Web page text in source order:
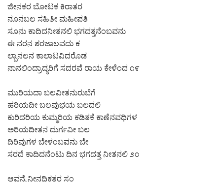
ಜೀನಕರ ಬೋಟಕ ಕಿರಾತರ
ನೂನಬಲ ಸಹಿತೀ ಮಹೀಪತಿ
ಸೂನು ಕಾದಿದನೀತನಲಿ ಭಗದತ್ತನೆಂಬವನು
ಈ ನರನ ಶರಜಾಲವದು ಕ
ಲ್ಪಾನಲನ ಕಾಲಾಟವಿದರೊಡ
ನಾನಲಿಂದ್ರಾದ್ಯರಿಗೆ ಸದರವೆ ರಾಯ ಕೇಳೆಂದ ೧೯
ಮುರಿಯದಾ ಬಲವೀತನುರುಬೆಗೆ
ಹರಿಯದೀ ಬಲವುಭಯ ಬಲದಲಿ
ಕುರಿದರಿಯ ಕುಮ್ಮರಿಯ ಕಡಿತಕೆ ಕಾಣೆನವಧಿಗಳ
ಅರಿಯದೀತನ ದುರ್ಗವೀ ಬಲ
ದಿರಿವುಗಳ ಬೇಳಂಬವನು ಬೇ
ಸರದೆ ಕಾದಿದನೆಂಟು ದಿನ ಭಗದತ್ತ ನೀತನಲಿ ೨೦
ಆವನೈ ನೀನಧಿಕತರ ಸಂ